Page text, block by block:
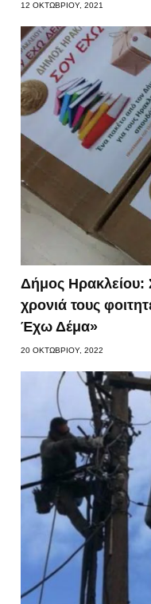
12 ΟΚΤΩΒΡΊΟΥ, 2021
Δήμος Ηρακλείου:
χρονιά τους
Έχω Δέμα»
20 ΟΚΤΩΒΡΊΟΥ, 2022